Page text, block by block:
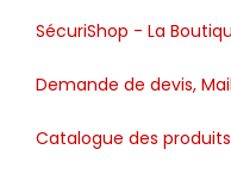
SécuriShop - La
Demande de devis,
Catalogue des produits